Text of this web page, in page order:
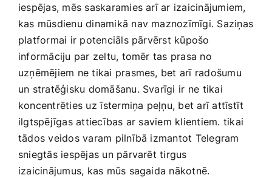
iespējas, mēs saskaramies​ arī ar izaicinājumiem,
kas mūsdienu dinamikā nav maznozīmīgi. Saziņas
platformai ir potenciāls pārvērst kūpošo
‍informāciju par zeltu, tomēr tas prasa no
uzņēmējiem ne tikai prasmes, bet arī radošumu
un stratēģisku domāšanu. Svarīgi ⁢ir ne tikai
koncentrēties uz⁣ īstermiņa peļņu, bet arī attīstīt
ilgtspējīgas attiecības ar saviem klientiem. tikai
tādos veidos varam pilnībā izmantot Telegram
sniegtās iespējas un pārvarēt tirgus
izaicinājumus, kas mūs sagaida nākotnē.